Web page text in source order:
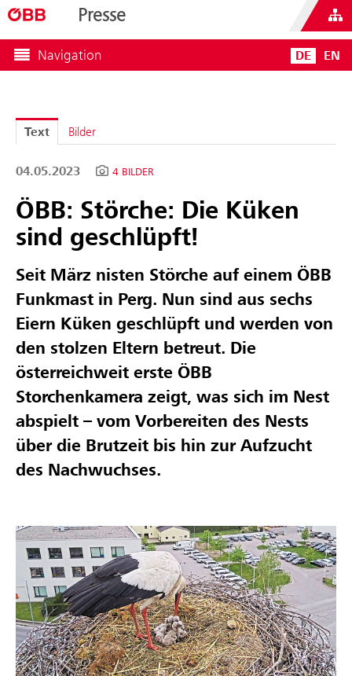
Presse
Navigation DE EN
Text Bilder
04.05.2023 4 BILDER
ÖBB: Störche: Die Küken
sind geschlüpft!
Seit März nisten Störche auf einem ÖBB
Funkmast in Perg. Nun sind aus sechs
Eiern Küken geschlüpft und werden von
den stolzen Eltern betreut. Die
österreichweit erste ÖBB
Storchenkamera zeigt, was sich im Nest
abspielt – vom Vorbereiten des Nests
über die Brutzeit bis hin zur Aufzucht
des Nachwuchses.